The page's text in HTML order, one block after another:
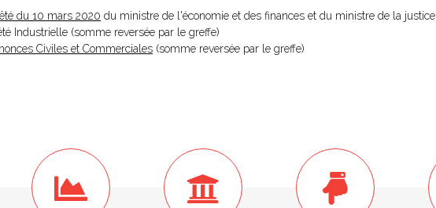
du 10 mars 2020 du ministre de l'économie et des finances et du ministre de la justice
Industrielle (somme reversée par le greffe)
Civiles et Commerciales (somme reversée par le greffe)